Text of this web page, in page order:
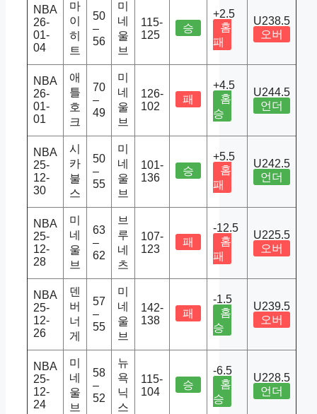
NBA
26-
01-
04
마
이
히
트
50
–
56
미
네
울
브
115-
125
승
+2.5
홈
패
U238.5
오버
NBA
26-
01-
01
애
틀
호
크
70
–
49
미
네
울
브
126-
102
패
+4.5
홈
승
U244.5
언더
NBA
25-
12-
30
시
카
불
스
50
–
55
미
네
울
브
101-
136
승
+5.5
홈
패
U242.5
언더
NBA
25-
12-
28
미
네
울
브
63
–
62
브
루
네
츠
107-
123
패
-12.5
홈
패
U225.5
오버
NBA
25-
12-
26
덴
버
너
게
57
–
55
미
네
울
브
142-
138
패
-1.5
홈
승
U239.5
오버
NBA
25-
12-
24
미
네
울
브
58
–
52
뉴
욕
닉
스
115-
104
승
-6.5
홈
승
U228.5
언더